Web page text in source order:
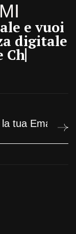
e vuoi
digitale